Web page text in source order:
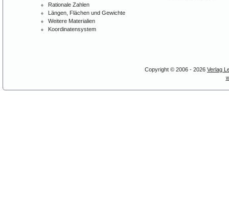
Rationale Zahlen
Längen, Flächen und Gewichte
Weitere Materialien
Koordinatensystem
Copyright © 2006 - 2026 Verlag